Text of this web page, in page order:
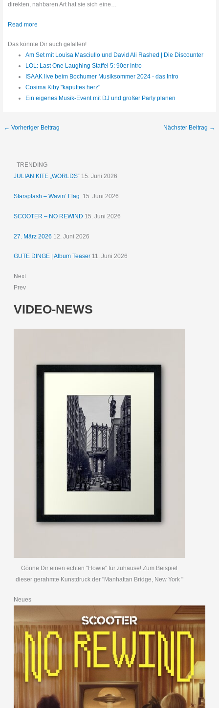
direkten, nahbaren Art hat sie sich eine…
Read more
Das könnte Dir auch gefallen!
Am Set mit Louisa Masciullo und David Ali Rashed | Die Discounter
LOL: Last One Laughing Staffel 5: 90er Intro
ISAAK live beim Bochumer Musiksommer 2024 - das Intro
Cosima Kiby "kaputtes herz"
Ein eigenes Musik-Event mit DJ und großer Party planen
← Vorheriger Beitrag Nächster Beitrag →
TRENDING
JULIAN KITE „WORLDS“ 15. Juni 2026
Starsplash – Wavin‘ Flag 15. Juni 2026
SCOOTER – NO REWIND 15. Juni 2026
27. März 2026 12. Juni 2026
GUTE DINGE | Album Teaser 11. Juni 2026
Next
Prev
VIDEO-NEWS
Gönne Dir einen echten "Howie" für zuhause! Zum Beispiel
dieser gerahmte Kunstdruck der "Manhattan Bridge, New York "
Neues